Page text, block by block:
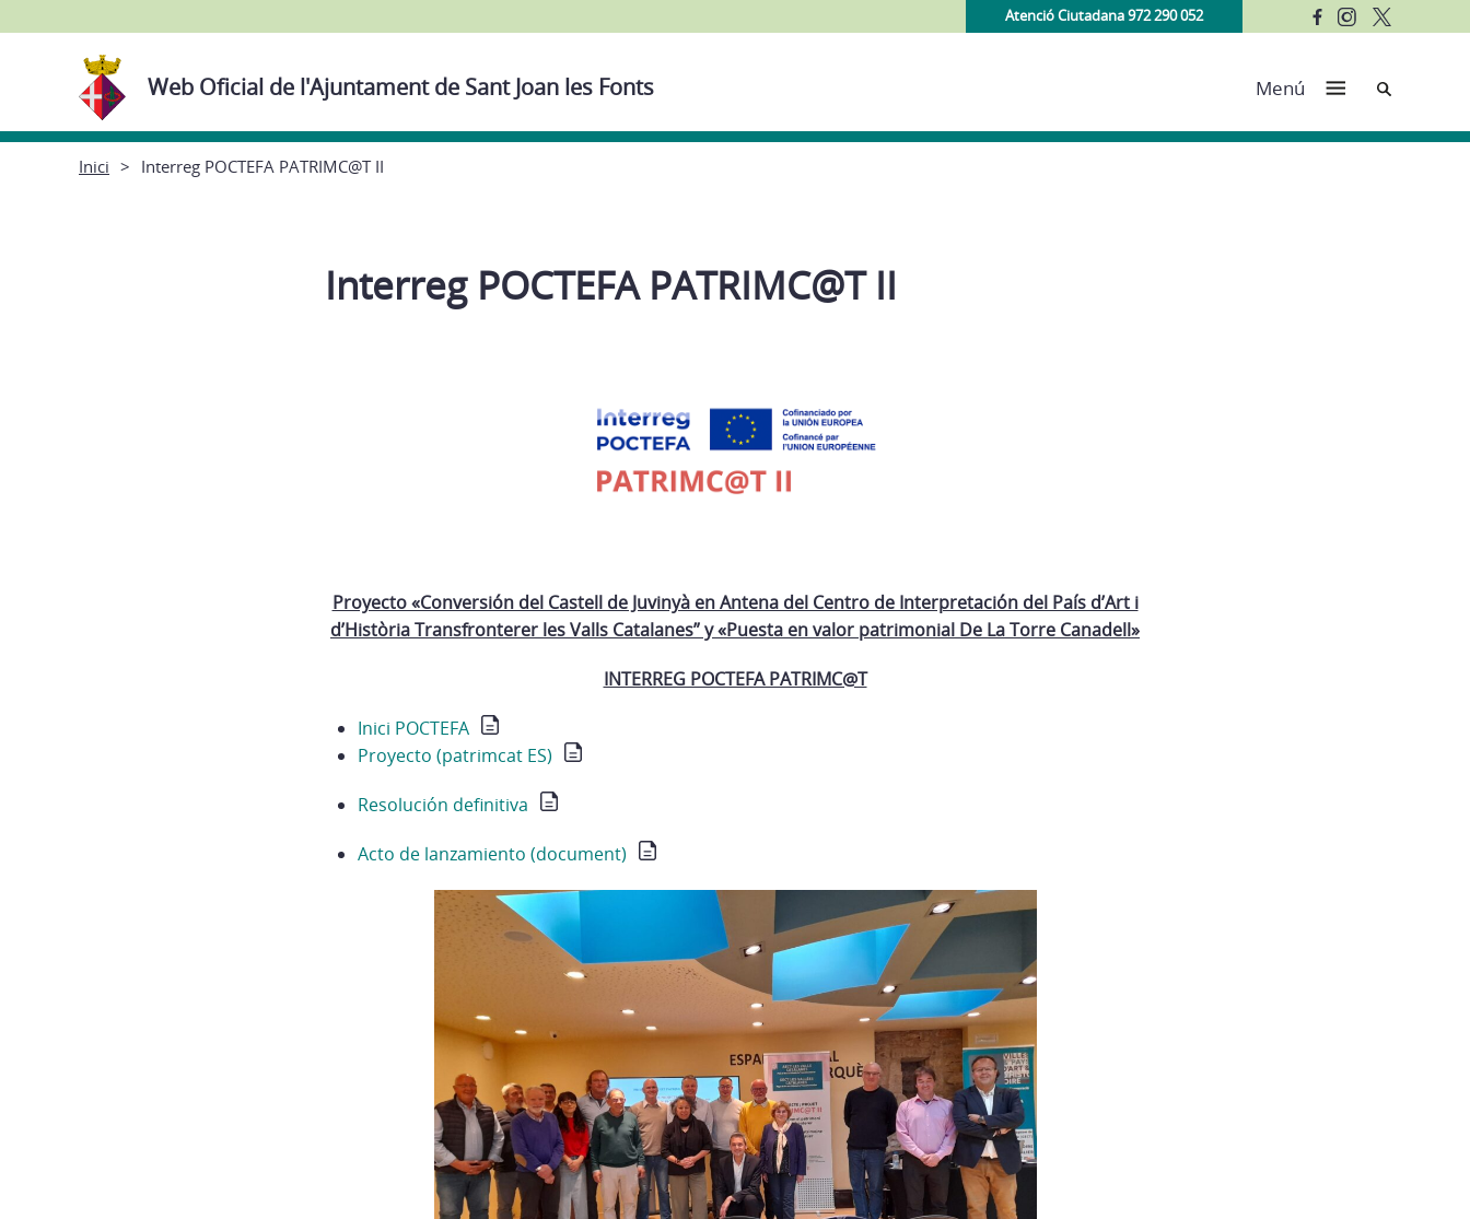
Atenció Ciutadana 972 290 052
Web Oficial de l'Ajuntament de Sant Joan les Fonts Menú Cerca
Inici Interreg POCTEFA PATRIMC@T II
Interreg POCTEFA PATRIMC@T II
Proyecto «Conversión del Castell de Juvinyà en Antena del Centro de Interpretación del País d’Art i
d’Història Transfronterer les Valls Catalanes” y «Puesta en valor patrimonial De La Torre Canadell»
INTERREG POCTEFA PATRIMC@T
Inici POCTEFA
Proyecto (patrimcat ES)
Resolución definitiva
Acto de lanzamiento (document)